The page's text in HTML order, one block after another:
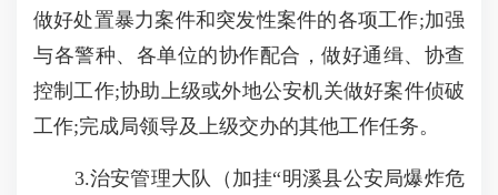
做好处置暴力案件和突发性案件的各项工作;加强
与各警种、各单位的协作配合，做好通缉、协查
控制工作;协助上级或外地公安机关做好案件侦破
工作;完成局领导及上级交办的其他工作任务。
3.治安管理大队（加挂“明溪县公安局爆炸危